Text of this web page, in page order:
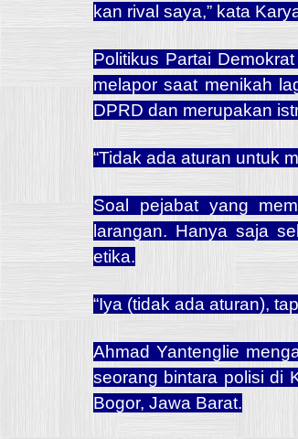
kan rival saya,” kata
Politikus Partai
melapor saat menikah
DPRD dan merupakan
“Tidak ada aturan untuk
Soal pejabat yang
larangan. Hanya saja
etika.
“Iya (tidak ada aturan),
Ahmad Yantenglie
seorang bintara polisi di
Bogor, Jawa Barat.